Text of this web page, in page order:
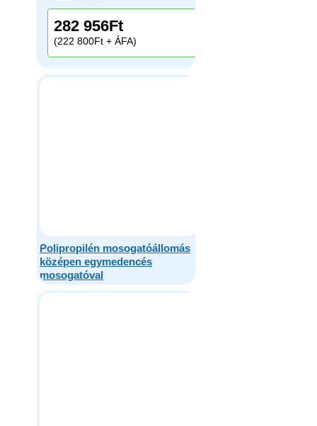
282 956Ft
(222 800Ft + ÁFA)
Polipropilén mosogatóállomás
középen egymedencés
mosogatóval